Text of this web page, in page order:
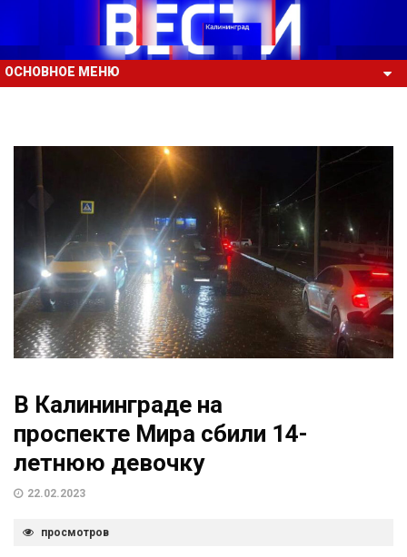
ОСНОВНОЕ МЕНЮ
В Калининграде на
проспекте Мира сбили 14-
летнюю девочку
22.02.2023
просмотров